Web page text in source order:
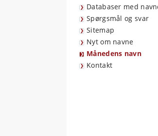
Databaser med
Spørgsmål og svar
Sitemap
Nyt om navne
Månedens navn
Kontakt